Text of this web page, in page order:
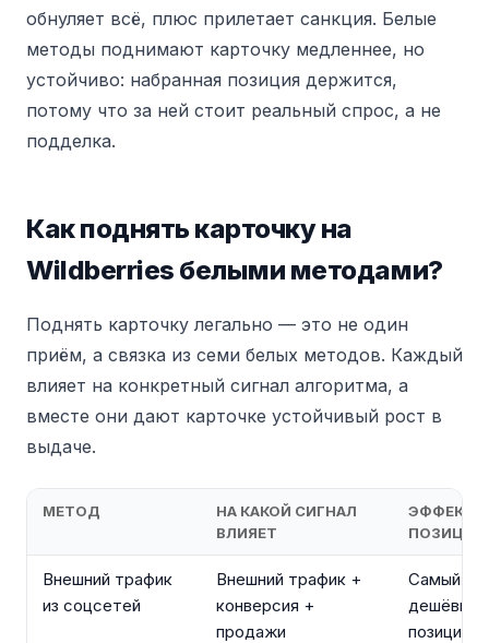
обнуляет всё, плюс прилетает санкция. Белые
методы поднимают карточку медленнее, но
устойчиво: набранная позиция держится,
потому что за ней стоит реальный спрос, а не
подделка.
Как поднять карточку на
Wildberries белыми методами?
Поднять карточку легально — это не один
приём, а связка из семи белых методов. Каждый
влияет на конкретный сигнал алгоритма, а
вместе они дают карточке устойчивый рост в
выдаче.
МЕТОД
НА КАКОЙ СИГНАЛ
ВЛИЯЕТ
ЭФФЕКТ
ПОЗИЦИЮ
Внешний трафик
из соцсетей
Внешний трафик +
конверсия +
продажи
Самый
дешёвый
позиции